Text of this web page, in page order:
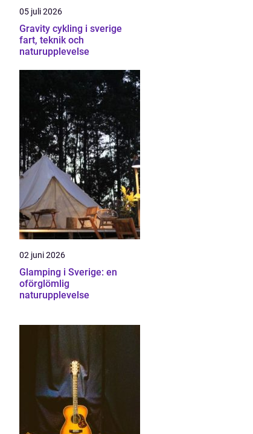
05 juli 2026
Gravity cykling i sverige
fart, teknik och
naturupplevelse
02 juni 2026
Glamping i Sverige: en
oförglömlig
naturupplevelse